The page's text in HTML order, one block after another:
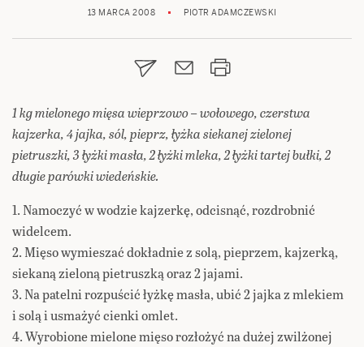
13 MARCA 2008 PIOTR ADAMCZEWSKI
1 kg mielonego mięsa wieprzowo – wołowego, czerstwa
kajzerka, 4 jajka, sól, pieprz, łyżka siekanej zielonej
pietruszki, 3 łyżki masła, 2 łyżki mleka, 2 łyżki tartej bułki, 2
długie parówki wiedeńskie.
1. Namoczyć w wodzie kajzerkę, odcisnąć, rozdrobnić
widelcem.
2. Mięso wymieszać dokładnie z solą, pieprzem, kajzerką,
siekaną zieloną pietruszką oraz 2 jajami.
3. Na patelni rozpuścić łyżkę masła, ubić 2 jajka z mlekiem
i solą i usmażyć cienki omlet.
4. Wyrobione mielone mięso rozłożyć na dużej zwilżonej